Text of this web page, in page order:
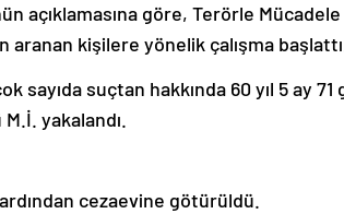
açıklamasına göre, Terörle
kişilere yönelik çalışma
sayıda suçtan hakkında 60 yıl 5 ay
yakalandı.
cezaevine götürüldü.